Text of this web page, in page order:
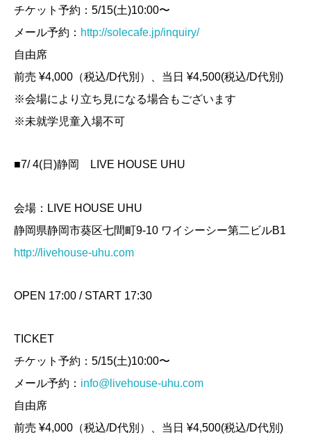
チケット予約：5/15(土)10:00〜
メール予約： http://solecafe.jp/inquiry/
自由席
前売 ¥4,000（税込/D代別）、当日 ¥4,500(税込/D代別)
※会場により立ち見になる場合もございます
※未就学児童入場不可
■7/ 4(日)静岡 LIVE HOUSE UHU
会場：LIVE HOUSE UHU
静岡県静岡市葵区七間町9-10 ワイシーシー第二ビルB1
http://livehouse-uhu.com
OPEN 17:00 / START 17:30
TICKET
チケット予約：5/15(土)10:00〜
メール予約： info@livehouse-uhu.com
自由席
前売 ¥4,000（税込/D代別）、当日 ¥4,500(税込/D代別)